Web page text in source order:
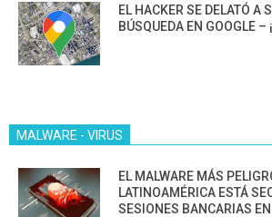
EL HACKER SE DELATÓ A
BÚSQUEDA EN GOOGLE –
MALWARE - VIRUS
EL MALWARE MÁS
LATINOAMÉRICA ESTÁ
SESIONES BANCARIAS